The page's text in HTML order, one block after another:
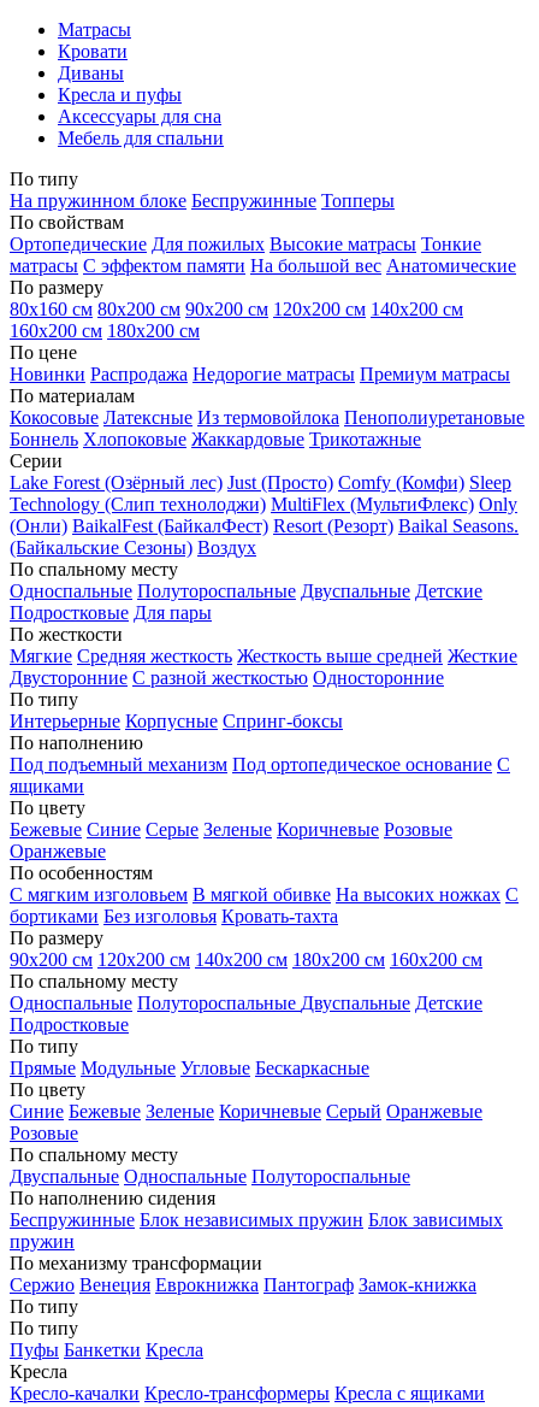
Матрасы
Кровати
Диваны
Кресла и пуфы
Аксессуары для сна
Мебель для спальни
По типу
На пружинном блоке Беспружинные Топперы
По свойствам
Ортопедические Для пожилых Высокие матрасы Тонкие
матрасы С эффектом памяти На большой вес Анатомические
По размеру
80х160 см 80х200 см 90х200 см 120х200 см 140х200 см
160х200 см 180х200 см
По цене
Новинки Распродажа Недорогие матрасы Премиум матрасы
По материалам
Кокосовые Латексные Из термовойлока Пенополиуретановые
Боннель Хлопоковые Жаккардовые Трикотажные
Серии
Lake Forest (Озёрный лес) Just (Просто) Comfy (Комфи) Sleep
Technology (Слип технолоджи) MultiFlex (МультиФлекс) Only
(Онли) BaikalFest (БайкалФест) Resort (Резорт) Baikal Seasons.
(Байкальские Сезоны) Воздух
По спальному месту
Односпальные Полутороспальные Двуспальные Детские
Подростковые Для пары
По жесткости
Мягкие Средняя жесткость Жесткость выше средней Жесткие
Двусторонние С разной жесткостью Односторонние
По типу
Интерьерные Корпусные Спринг-боксы
По наполнению
Под подъемный механизм Под ортопедическое основание С
ящиками
По цвету
Бежевые Синие Серые Зеленые Коричневые Розовые
Оранжевые
По особенностям
С мягким изголовьем В мягкой обивке На высоких ножках С
бортиками Без изголовья Кровать-тахта
По размеру
90х200 см 120х200 см 140х200 см 180х200 см 160х200 см
По спальному месту
Односпальные Полутороспальные Двуспальные Детские
Подростковые
По типу
Прямые Модульные Угловые Бескаркасные
По цвету
Синие Бежевые Зеленые Коричневые Серый Оранжевые
Розовые
По спальному месту
Двуспальные Односпальные Полутороспальные
По наполнению сидения
Беспружинные Блок независимых пружин Блок зависимых
пружин
По механизму трансформации
Сержио Венеция Еврокнижка Пантограф Замок-книжка
По типу
По типу
Пуфы Банкетки Кресла
Кресла
Кресло-качалки Кресло-трансформеры Кресла с ящиками